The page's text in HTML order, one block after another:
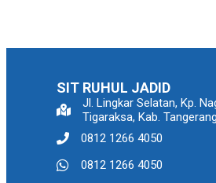
SIT RUHUL JADID
Jl. Lingkar Selatan, Kp.
Tigaraksa, Kab.
0812 1266 4050
0812 1266 4050